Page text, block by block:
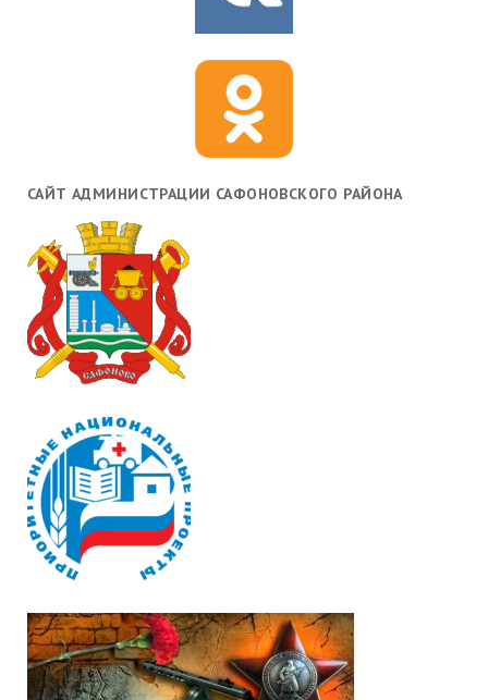
САЙТ АДМИНИСТРАЦИИ САФОНОВСКОГО РАЙОНА